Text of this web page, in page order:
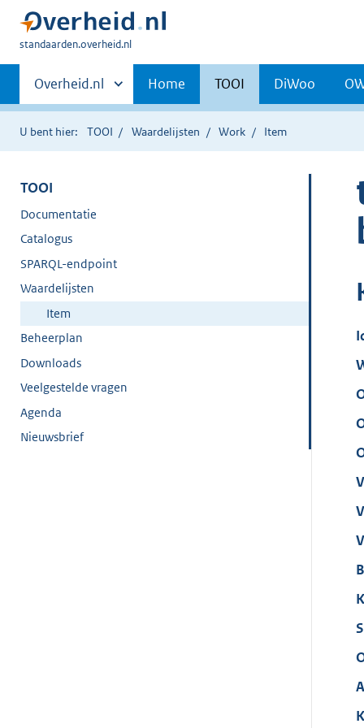
U
hier:
standaarden.overheid.nl
Primaire
navigatie
Andere
sites
binnen
Overheid.nl Home TOOI DiWoo
U bent hier: TOOI Waardelijsten Work Item
TOOI
Documentatie
Catalogus
SPARQL-endpoint
Waardelijsten
Item
Beheerplan
Downloads
Veelgestelde vragen
Agenda
Nieuwsbrief